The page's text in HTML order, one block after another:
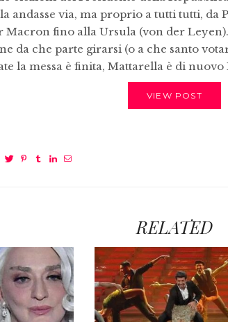
andasse via, ma proprio a tutti tutti, da
Macron fino alla Ursula (von der
da che parte girarsi (o a che santo
la messa è finita, Mattarella è di nuovo
VIEW POST
RELATED